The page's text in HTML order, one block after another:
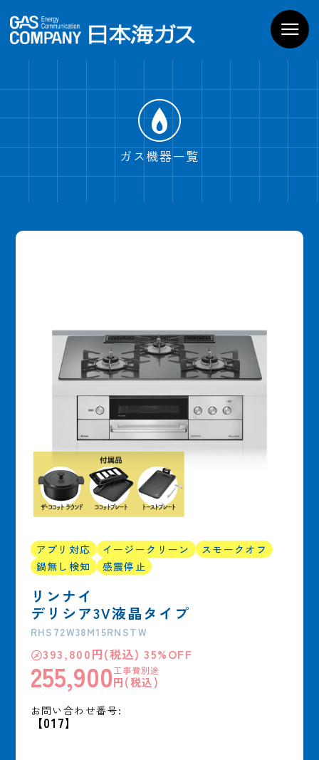
お家のガス機器
商品一覧
導入までの流れ
ショールームPregoを
ガス機器一覧
アプリ対応 イージークリーン
スモークオフ
鍋無し検知
感震停止
リンナイ
デリシア3V液晶タイプ
RHS72W38M15RNSTW
㋱393,800円(税込) 35%OFF
255,900工事費別途
円(税込)
お問い合わせ番号:
【017】